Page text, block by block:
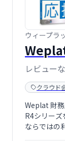
ウィープラ
レビュー
クラウド
Weplat 財
R4シリーズ
ならではの